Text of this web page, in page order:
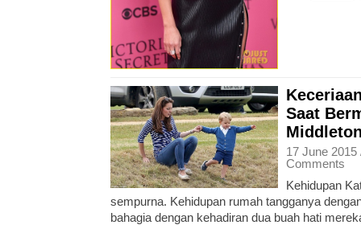
Saat
17 June
Comments
Kehidupan
sempurna. Kehidupan rumah tangganya
bahagia dengan kehadiran dua buah hati